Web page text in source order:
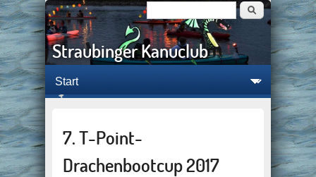
Straubinger Kanuclub
SuchformularSuche
7. T-Point-
Drachenbootcup 2017